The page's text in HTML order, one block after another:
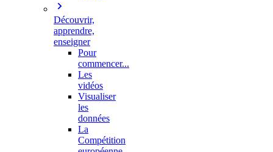
Découvrir,
apprendre,
enseigner
Pour
commencer...
Les
vidéos
Visualiser
les
données
La
Compétition